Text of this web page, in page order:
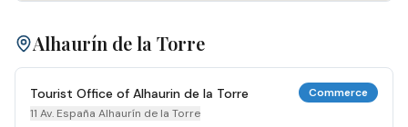
Alhaurín de la Torre
Tourist Office of Alhaurin de la Torre
11 Av. España Alhaurín de la Torre
Commerce